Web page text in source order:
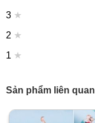
3 ★
2 ★
1 ★
Sản phẩm liên quan